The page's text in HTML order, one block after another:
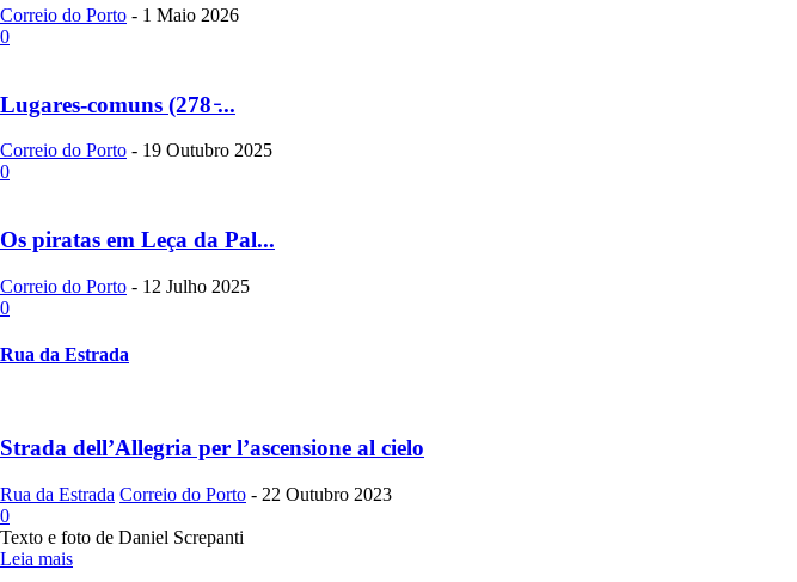
Correio do Porto - 1 Maio 2026
0
Lugares-comuns (278 ̵...
Correio do Porto - 19 Outubro 2025
0
Os piratas em Leça da Pal...
Correio do Porto - 12 Julho 2025
0
Rua da Estrada
Strada dell’Allegria per l’ascensione al cielo
Rua da Estrada Correio do Porto - 22 Outubro 2023
0
Texto e foto de Daniel Screpanti
Leia mais